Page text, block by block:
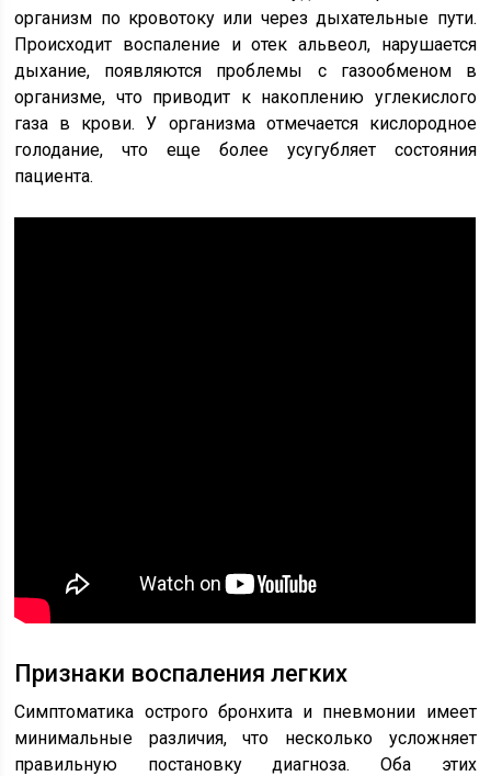
организм по кровотоку или через дыхательные пути.
Происходит воспаление и отек альвеол, нарушается
дыхание, появляются проблемы с газообменом в
организме, что приводит к накоплению углекислого
газа в крови. У организма отмечается кислородное
голодание, что еще более усугубляет состояния
пациента.
Признаки воспаления легких
Симптоматика острого бронхита и пневмонии имеет
минимальные различия, что несколько усложняет
правильную постановку диагноза. Оба этих